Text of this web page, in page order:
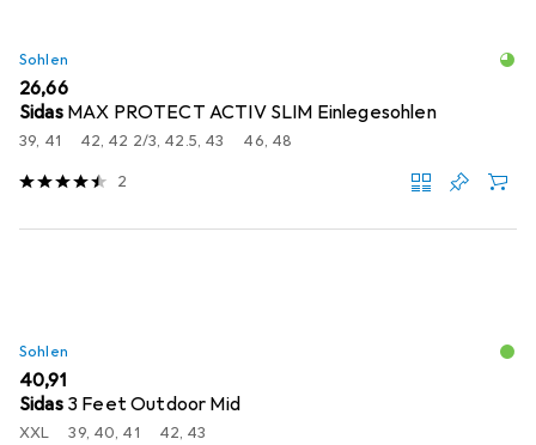
Sohlen
EUR
26,66
Sidas MAX PROTECT ACTIV SLIM Einlegesohlen
39, 41 42, 42 2/3, 42.5, 43 46, 48
2
Sohlen
EUR
40,91
Sidas 3 Feet Outdoor Mid
XXL 39, 40, 41 42, 43